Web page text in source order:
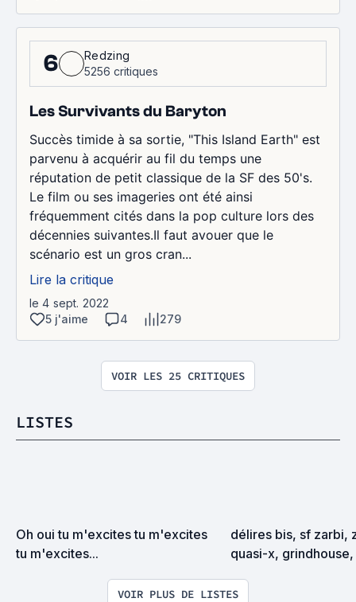
6
Redzing
5256 critiques
Les Survivants du Baryton
Succès timide à sa sortie, "This Island Earth" est
parvenu à acquérir au fil du temps une
réputation de petit classique de la SF des 50's.
Le film ou ses imageries ont été ainsi
fréquemment cités dans la pop culture lors des
décennies suivantes.Il faut avouer que le
scénario est un gros cran...
Lire la critique
le 4 sept. 2022
5 j'aime
4 279
VOIR LES 25 CRITIQUES
LISTES
Oh oui tu m'excites tu m'excites
tu m'excites...
délires bis, sf zarbi,
quasi-x,
VOIR PLUS DE LISTES